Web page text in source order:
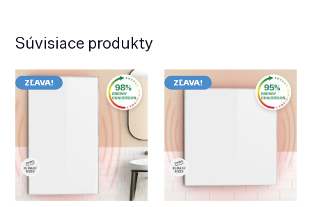
Súvisiace produkty
ZĽAVA! ZĽAVA!